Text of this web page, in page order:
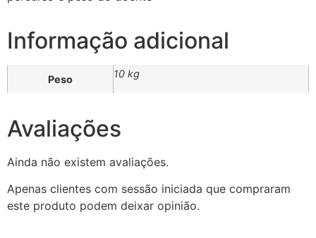
Informação adicional
Peso 10 kg
Avaliações
Ainda não existem avaliações.
Apenas clientes com sessão iniciada que compraram
este produto podem deixar opinião.